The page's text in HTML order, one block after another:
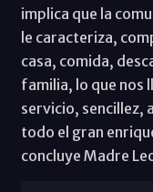
implica que la
le caracteriza,
casa, comida,
familia, lo que nos
servicio, sencillez,
todo el gran
concluye Madre